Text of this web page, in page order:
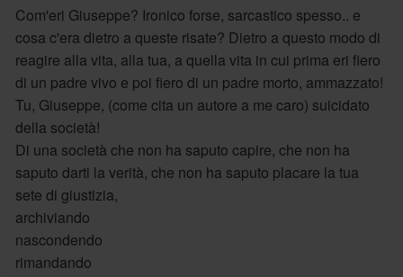
Com'eri Giuseppe? Ironico forse, sarcastico spesso.. e
cosa c'era dietro a queste risate? Dietro a questo modo di
reagire alla vita, alla tua, a quella vita in cui prima eri fiero
di un padre vivo e poi fiero di un padre morto, ammazzato!
Tu, Giuseppe, (come cita un autore a me caro) suicidato
della società!
Di una società che non ha saputo capire, che non ha
saputo darti la verità, che non ha saputo placare la tua
sete di giustizia,
archiviando
nascondendo
rimandando